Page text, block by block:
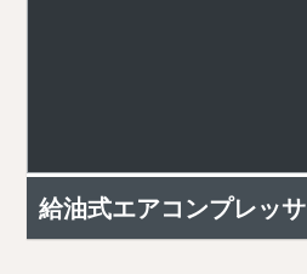
給油式エアコンプレッサ